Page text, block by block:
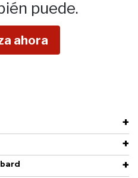
puede.
ahora